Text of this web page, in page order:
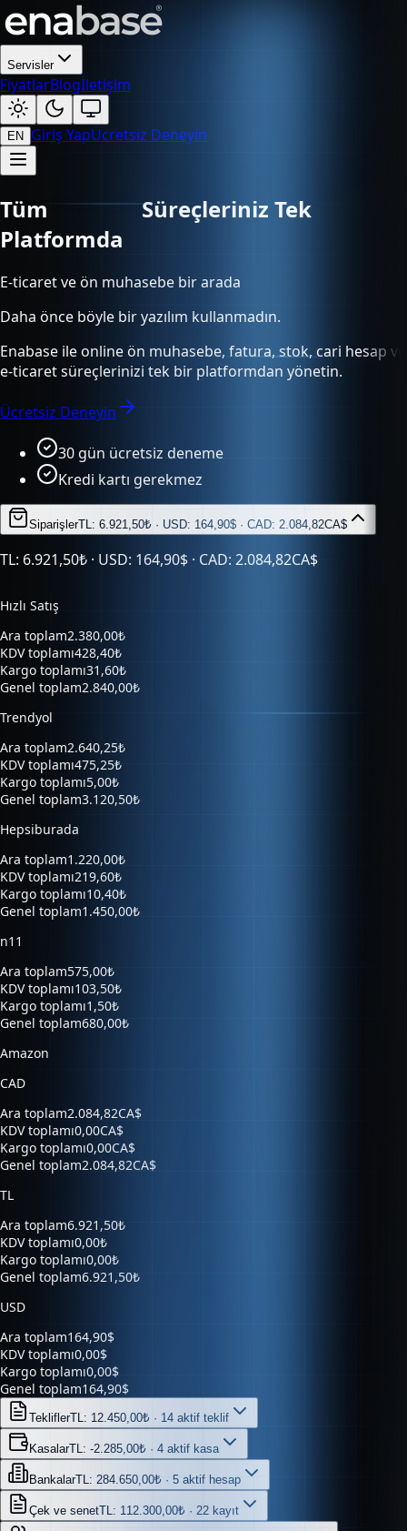
Servisler
FiyatlarBlogİletişim
EN Giriş YapÜcretsiz Deneyin
Tüm Süreçleriniz Tek Platformda
E-ticaret ve ön muhasebe bir arada
Daha önce böyle bir yazılım kullanmadın.
Enabase ile online ön muhasebe, fatura, stok, cari hesap ve
e-ticaret süreçlerinizi tek bir platformdan yönetin.
Ücretsiz Deneyin
30 gün ücretsiz deneme
Kredi kartı gerekmez
TL: 6.921,50₺ · USD: 164,90$ · CAD: 2.084,82CA$
Ara toplam
Kargo toplamı31,60₺
Genel toplam2.840,00₺
Trendyol
Ara toplam
Kargo toplamı5,00₺
Genel toplam3.120,50₺
Hepsiburada
Ara toplam1.220,00₺
Kargo toplamı10,40₺
Genel toplam1.450,00₺
n11
Ara toplam
Kargo toplamı1,50₺
Genel toplam680,00₺
Amazon
CAD
Ara toplam
Kargo toplamı0,00CA$
Genel toplam2.084,82CA$
TL
Ara toplam
Kargo toplamı0,00₺
Genel toplam6.921,50₺
USD
Ara toplam
Kargo toplamı0,00$
Genel toplam164,90$
TekliflerTL: 12.450,00₺ · 14 aktif teklif
KasalarTL: -2.285,00₺ · 4 aktif kasa
Bankalar TL: 284.650,00₺ · 5 aktif hesap
Çek ve senetTL: 112.300,00₺ · 22 kayıt
Kişiler firmalar TL: 428.600,00₺ net alacak · 186 kayıt